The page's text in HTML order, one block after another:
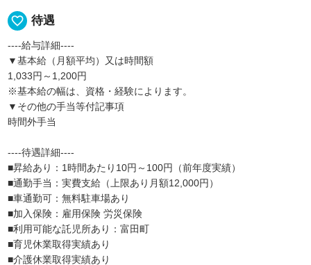
favorite_border 待遇
----給与詳細----
▼基本給（月額平均）又は時間額
1,033円～1,200円
※基本給の幅は、資格・経験によります。
▼その他の手当等付記事項
時間外手当
----待遇詳細----
■昇給あり：1時間あたり10円～100円（前年度実績）
■通勤手当：実費支給（上限あり月額12,000円）
■車通勤可：無料駐車場あり
■加入保険：雇用保険 労災保険
■利用可能な託児所あり：富田町
■育児休業取得実績あり
■介護休業取得実績あり